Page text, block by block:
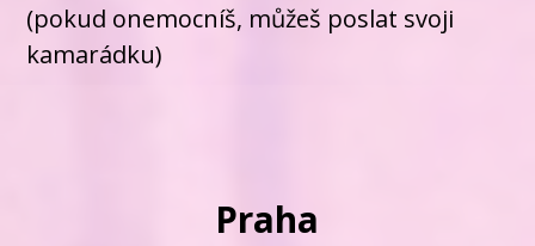
(pokud onemocníš, můžeš poslat svoji
kamarádku)
Praha